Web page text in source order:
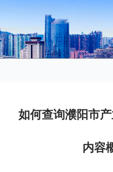
如何查询濮阳市
内容